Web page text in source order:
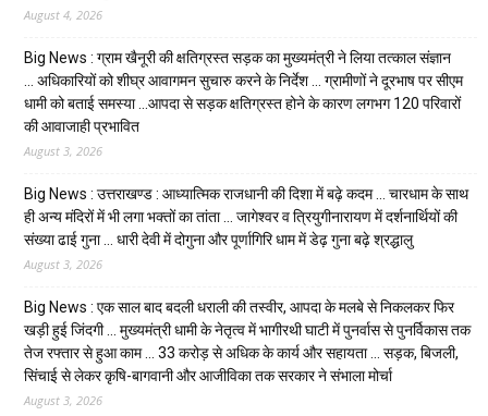
August 4, 2026
Big News : ग्राम खैनूरी की क्षतिग्रस्त सड़क का मुख्यमंत्री ने लिया तत्काल संज्ञान
… अधिकारियों को शीघ्र आवागमन सुचारु करने के निर्देश … ग्रामीणों ने दूरभाष पर सीएम
धामी को बताई समस्या …आपदा से सड़क क्षतिग्रस्त होने के कारण लगभग 120 परिवारों
की आवाजाही प्रभावित
August 3, 2026
Big News : उत्तराखण्ड : आध्यात्मिक राजधानी की दिशा में बढ़े कदम … चारधाम के साथ
ही अन्य मंदिरों में भी लगा भक्तों का तांता … जागेश्वर व त्रियुगीनारायण में दर्शनार्थियों की
संख्या ढाई गुना … धारी देवी में दोगुना और पूर्णागिरि धाम में डेढ़ गुना बढ़े श्रद्धालु
August 3, 2026
Big News : एक साल बाद बदली धराली की तस्वीर, आपदा के मलबे से निकलकर फिर
खड़ी हुई जिंदगी … मुख्यमंत्री धामी के नेतृत्व में भागीरथी घाटी में पुनर्वास से पुनर्विकास तक
तेज रफ्तार से हुआ काम … ₹33 करोड़ से अधिक के कार्य और सहायता … सड़क, बिजली,
सिंचाई से लेकर कृषि-बागवानी और आजीविका तक सरकार ने संभाला मोर्चा
August 3, 2026